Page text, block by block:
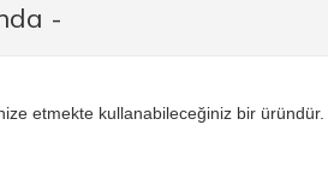
-
etmekte kullanabileceğiniz bir üründür.